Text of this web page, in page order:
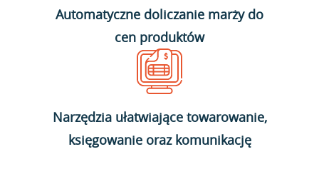
Automatyczne doliczanie marży do
cen produktów
Narzędzia ułatwiające towarowanie,
księgowanie oraz komunikację